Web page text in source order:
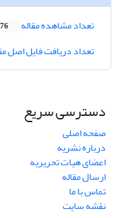
تعداد مشاهده مقاله
تعداد دریافت فایل اصل
دسترسی سریع
صفحه اصلی
درباره نشریه
اعضای هیات تحریریه
ارسال مقاله
تماس با ما
نقشه سایت